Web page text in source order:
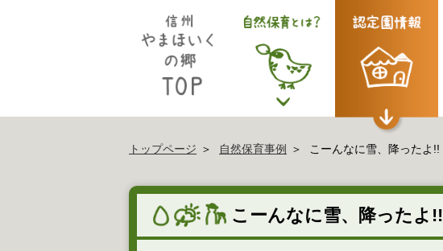
トップページ 自然保育事例 こーんなに雪、降ったよ!!
こーんなに雪、降ったよ!!